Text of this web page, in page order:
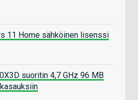
11 Home sähköinen lisenssi
suoritin 4,7 GHz 96 MB